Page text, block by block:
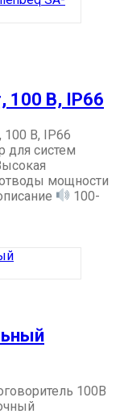
100 В, IP66
В, IP66
для систем
мощности
100-
100В